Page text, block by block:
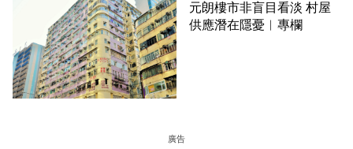
元朗樓市非盲目看淡 村屋
供應潛在隱憂︳專欄
廣告